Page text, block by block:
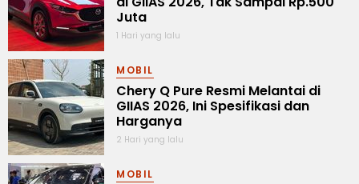
Juta
1 Hari yang lalu
MOBIL
Chery Q Pure Resmi Melantai di
GIIAS 2026, Ini Spesifikasi dan
Harganya
2 Hari yang lalu
MOBIL